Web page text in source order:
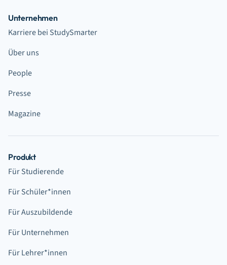
Unternehmen
Karriere bei StudySmarter
Über uns
People
Presse
Magazine
Produkt
Für Studierende
Für Schüler*innen
Für Auszubildende
Für Unternehmen
Für Lehrer*innen